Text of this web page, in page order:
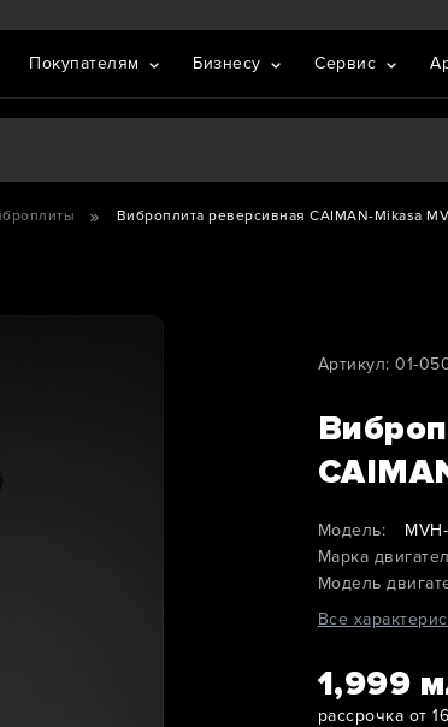
Покупателям Бизнесу Сервис
Виброплита реверсивная CAIMAN-Mikasa
Артикул: 01-
Модель:
Марка
Модель
Все
1,999
рассрочка от